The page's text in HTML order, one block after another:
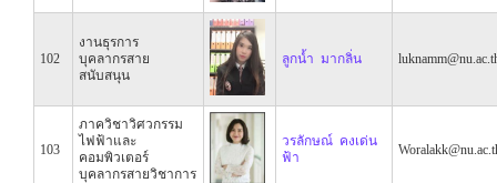
102
งานธุรการ
บุคลากรสาย
สนับสนุน
ลูกน้ำ มากลิ่น
103
ภาควิชาวิศวกรรม
ไฟฟ้าและ
คอมพิวเตอร์
บุคลากรสายวิชาการ
วรลักษณ์ คงเด่น
ฟ้า